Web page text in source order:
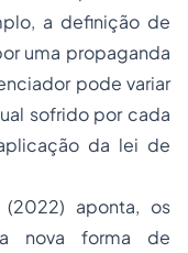
a definição de
uma propaganda
pode variar
sofrido por cada
da lei de
aponta, os
nova forma de